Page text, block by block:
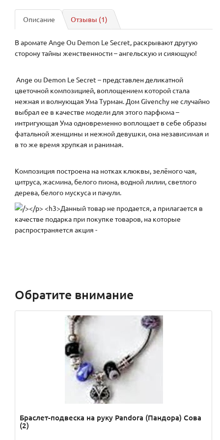
Описание Отзывы (1)
В аромате Ange Ou Demon Le Secret, раскрывают другую
сторону тайны женственности – ангельскую и сияющую!
Ange ou Demon Le Secret – представлен деликатной
цветочной композицией, воплощением которой стала
нежная и волнующая Ума Турман. Дом Givenchy не случайно
выбрал ее в качестве модели для этого парфюма –
интригующая Ума одновременно воплощает в себе образы
фатальной женщины и нежной девушки, она независимая и
в то же время хрупкая и ранимая.
Композиция построена на нотках клюквы, зелёного чая,
цитруса, жасмина, белого пиона, водной лилии, светлого
дерева, белого мускуса и пачули.
Обратите внимание
Браслет-подвеска на руку Pandora (Пандора) Сова
(2)